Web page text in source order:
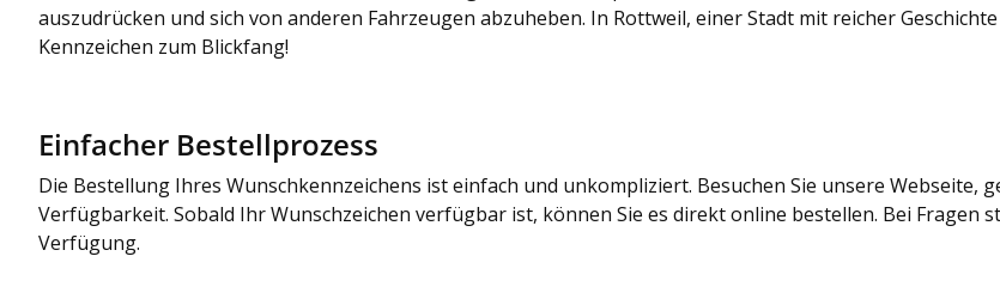
auszudrücken und sich von anderen Fahrzeugen abzuheben. In Rottweil, einer Stadt mit reicher
Kennzeichen zum Blickfang!
Einfacher Bestellprozess
Die Bestellung Ihres Wunschkennzeichens ist einfach und unkompliziert. Besuchen Sie unsere Webseite,
Verfügbarkeit. Sobald Ihr Wunschzeichen verfügbar ist, können Sie es direkt online bestellen. Bei
Verfügung.